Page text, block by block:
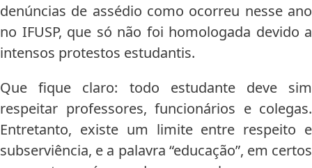
denúncias de assédio como ocorreu nesse ano
no IFUSP, que só não foi homologada devido a
intensos protestos estudantis.
Que fique claro: todo estudante deve sim
respeitar professores, funcionários e colegas.
Entretanto, existe um limite entre respeito e
subserviência, e a palavra “educação”, em certos